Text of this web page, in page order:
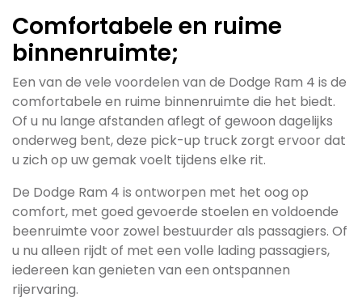
Comfortabele en ruime
binnenruimte;
Een van de vele voordelen van de Dodge Ram 4 is de
comfortabele en ruime binnenruimte die het biedt.
Of u nu lange afstanden aflegt of gewoon dagelijks
onderweg bent, deze pick-up truck zorgt ervoor dat
u zich op uw gemak voelt tijdens elke rit.
De Dodge Ram 4 is ontworpen met het oog op
comfort, met goed gevoerde stoelen en voldoende
beenruimte voor zowel bestuurder als passagiers. Of
u nu alleen rijdt of met een volle lading passagiers,
iedereen kan genieten van een ontspannen
rijervaring.